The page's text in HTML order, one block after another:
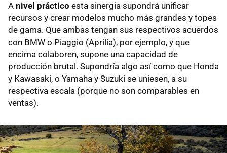
A nivel práctico esta sinergia supondrá unificar
recursos y crear modelos mucho más grandes y topes
de gama. Que ambas tengan sus respectivos acuerdos
con BMW o Piaggio (Aprilia), por ejemplo, y que
encima colaboren, supone una capacidad de
producción brutal. Supondría algo así como que Honda
y Kawasaki, o Yamaha y Suzuki se uniesen, a su
respectiva escala (porque no son comparables en
ventas).